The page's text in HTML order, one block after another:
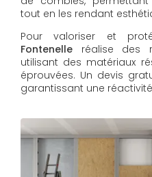
tout en les rendant
Pour valoriser et
Fontenelle réalise des
utilisant des matériaux
éprouvées. Un devis
garantissant une